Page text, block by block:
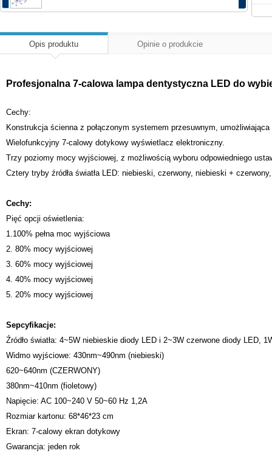
Opis produktu Opinie o produkcie
Profesjonalna 7-calowa lampa dentystyczna LED do
Cechy:
Konstrukcja ścienna z połączonym systemem przesuwnym,
Wielofunkcyjny 7-calowy dotykowy wyświetlacz elektroniczny.
Trzy poziomy mocy wyjściowej, z możliwością wyboru odpowiedniego
Cztery tryby źródła światła LED: niebieski, czerwony, niebieski +
Cechy:
Pięć opcji oświetlenia:
1.100% pełna moc wyjściowa
2. 80% mocy wyjściowej
3. 60% mocy wyjściowej
4. 40% mocy wyjściowej
5. 20% mocy wyjściowej
Sepcyfikacje:
Źródło światła: 4~5W niebieskie diody LED i 2~3W czerwone diody LED,
Widmo wyjściowe: 430nm~490nm (niebieski)
620~640nm (CZERWONY)
380nm~410nm (fioletowy)
Napięcie: AC 100~240 V 50~60 Hz 1,2A
Rozmiar kartonu: 68*46*23 cm
Ekran: 7-calowy ekran dotykowy
Gwarancja: jeden rok